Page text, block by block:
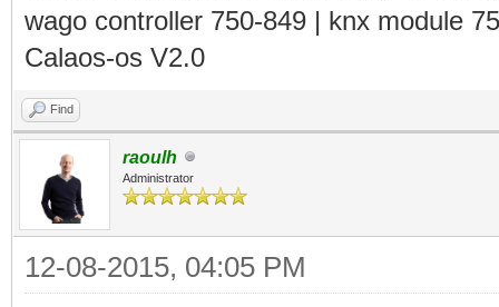
wago controller 750-849 | knx module
Calaos-os V2.0
Find
raoulh
Administrator
12-08-2015, 04:05 PM